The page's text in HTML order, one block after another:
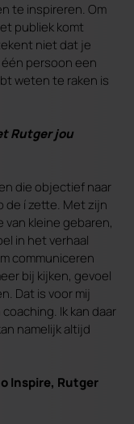
te inspireren. Om
publiek komt
niet dat je
persoon een
weten te raken is
Rutger jou
die objectief naar
de í zette. Met zijn
kleine gebaren,
in het verhaal
communiceren
bij kijken, gevoel
Dat is voor mij
Ik kan daar
namelijk altijd
Inspire, Rutger